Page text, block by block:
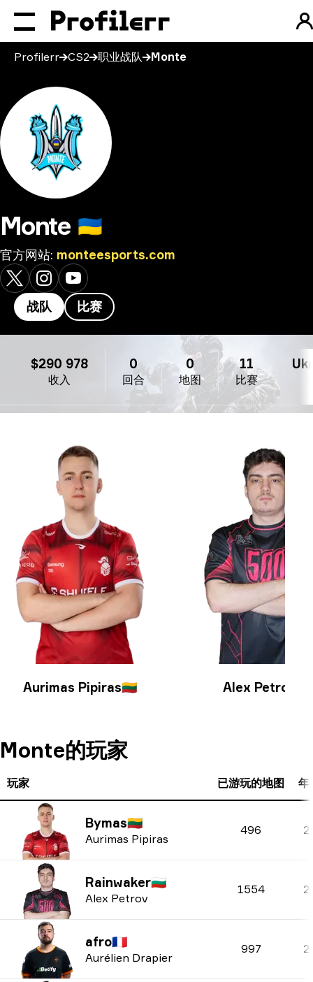
Profilerr CS2 职业战队 Monte
Monte 🇺🇦
官方网站: monteesports.com
战队 比赛
收入
$290 978
回合
0
地图
0
比赛
11
Aurimas Pipiras🇱🇹 Alex Petrov
Monte的玩家
玩家 已游玩的地图 年
Bymas🇱🇹
Aurimas Pipiras
496
Rainwaker🇧🇬
Alex Petrov
1554
afro🇫🇷
Aurélien Drapier
997